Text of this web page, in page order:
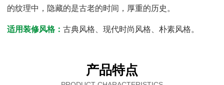
的纹理中，隐藏的是古老的时间，厚重的历史。
适用装修风格： 古典风格、现代时尚风格、朴素风格。
产品特点